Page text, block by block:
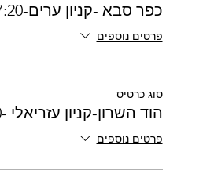
כפר סבא -קניון ערים-17:20
פרטים נוספים
סוג כרטיס
הוד השרון-קניון עזריאלי -17:30
פרטים נוספים